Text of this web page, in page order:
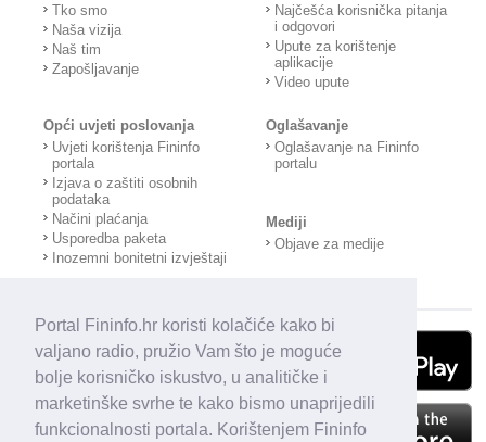
Portal Fininfo.hr koristi kolačiće kako bi
valjano radio, pružio Vam što je moguće
bolje korisničko iskustvo, u analitičke i
marketinške svrhe te kako bismo unaprijedili
funkcionalnosti portala. Korištenjem Fininfo
Tko smo
Naša vizija
Naš tim
Zapošljavanje
Najčešća korisnička pitanja
i odgovori
Upute za korištenje
aplikacije
Video upute
Opći uvjeti poslovanja
Uvjeti korištenja Fininfo
portala
Izjava o zaštiti osobnih
podataka
Načini plaćanja
Usporedba paketa
Inozemni bonitetni izvještaji
Oglašavanje
Oglašavanje na Fininfo
portalu
Mediji
Objave za medije